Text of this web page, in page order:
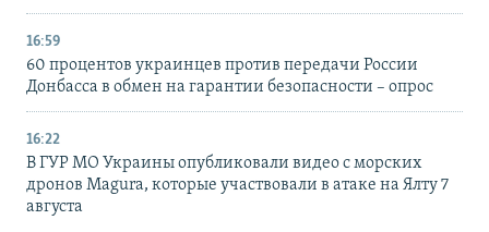
16:59
60 процентов украинцев против передачи России
Донбасса в обмен на гарантии безопасности – опрос
16:22
В ГУР МО Украины опубликовали видео с морских
дронов Magura, которые участвовали в атаке на Ялту 7
августа